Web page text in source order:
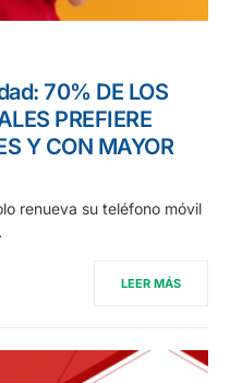
70% DE LOS
PREFIERE
Y CON MAYOR
renueva su teléfono móvil
LEER MÁS